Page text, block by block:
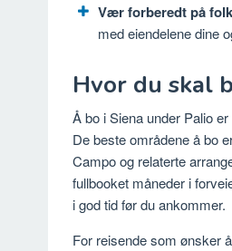
Vær forberedt på
med eiendelene dine
Hvor du skal
Å bo i Siena under Palio
De beste områdene å bo
Campo og relaterte
fullbooket måneder i
i god tid før du ankommer.
For reisende som ønsker